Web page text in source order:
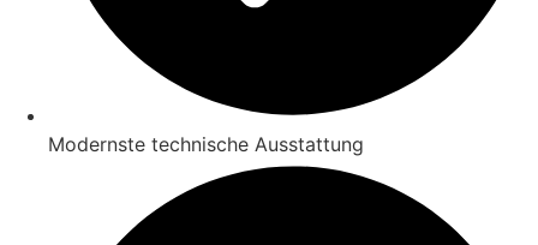
Modernste technische Ausstattung